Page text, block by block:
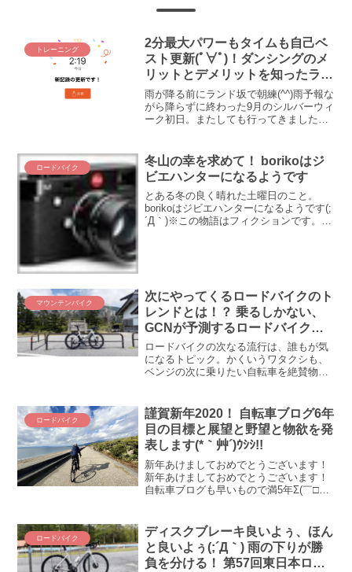
トレーニング
2分最大パワーもタイムも自己ベ
スト更新(ﾟ∀ﾟ)！ダンシングのメ
リットとデメリットを知ったラン
ド坂
雨が降る前にランド坂で朝練(^^)雨予報な
がら降らずに終わった9月のシルバーウィ
ーク初日。またしても行ってきました、
通算3回目のランド坂を振り返ります...
ロードバイク
冬山の幸を求めて！ borikoはジ
ビエハンターになるようです
とある冬の良く晴れた土曜日のこと。
borikoはジビエハンターになるようです(;
´Д｀)※この物語はフィクションです。登
マウンテンバイク
次にやってくるロードバイクのト
レンドとは！？ 乗るしかない、
GCNが予測するロードバイク業
界の次のビッグウェーブに(ﾟ
∀ﾟ)！
ロードバイクの次なる流行は、誰もが気
になるトピック。かくいうワタクシも、
ベンジの次に乗りたい自転車を絶賛物色
ドバイクの次の流行をドンピシャで取り
上げていました。GCNが取り上げる、ロ
ードバイクの次のビッグウェーブと
は！？
ロードバイク
謹賀新年2020！ 自転車ブログ6年
目の目標と展望と野望と物欲を発
表します(*｀艸´)ｳｼｼ!!
新年あけましておめでとうございます！
新年あけましておめでとうございます！
自転車ブログも早いもので満5年Σ(￣□
令和2年の当自転車ブログ的目標と野望
と...
ロードバイク
ディスクブレーキ良いよぅ、ほん
と良いよぅ(;´Д｀) 雨の下りが勝
負を分ける！ 第57回東日本ロー